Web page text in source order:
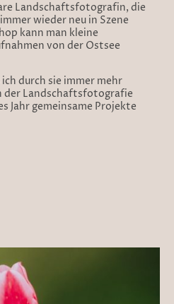
Landschaftsfotografin, die
wieder neu in Szene
kann man kleine
von der Ostsee
durch sie immer mehr
der Landschaftsfotografie
Jahr gemeinsame Projekte